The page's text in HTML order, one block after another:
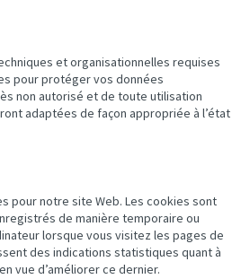
et organisationnelles requises
pour protéger vos données
non autorisé et de toute utilisation
adaptées de façon appropriée à l’état
pour notre site Web. Les cookies sont
de manière temporaire ou
lorsque vous visitez les pages de
des indications statistiques quant à
vue d’améliorer ce dernier.